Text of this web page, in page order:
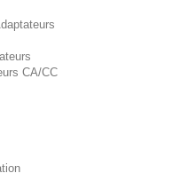
CA/CC